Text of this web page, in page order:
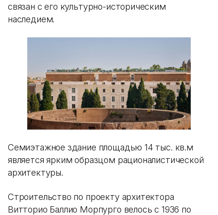
связан с его культурно-историческим
наследием.
Семиэтажное здание площадью 14 тыс. кв.м
является ярким образцом рационалистической
архитектуры.
Строительство по проекту архитектора
Витторио Баллио Морпурго велось с 1936 по